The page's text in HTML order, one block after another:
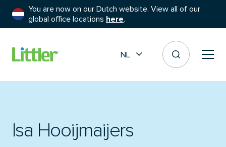
You are now on our Dutch website. View all of our
global office locations here.
NL
Isa Hooijmaijers